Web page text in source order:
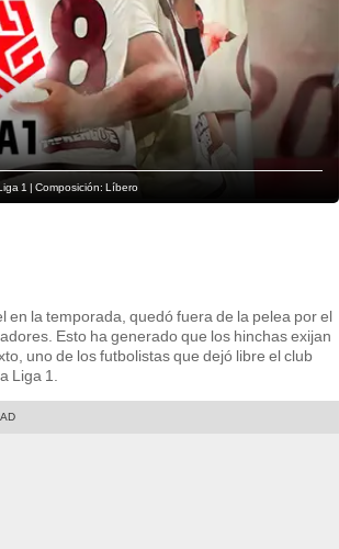
1 | Composición: Líbero
en la temporada, quedó fuera de la pelea por el
Esto ha generado que los hinchas exijan
uno de los futbolistas que dejó libre el club
Liga 1.